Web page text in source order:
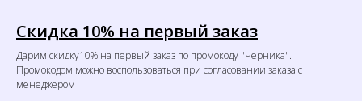
Скидка 10% на первый заказ
Дарим скидку10% на первый заказ по промокоду "Черника".
Промокодом можно воспользоваться при согласовании заказа с
менеджером